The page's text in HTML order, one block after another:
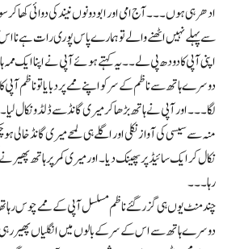
ادھر ہی ہوں۔۔۔ آج امی اور ابو دونوں نیند کی دوائی کھا
سے پہلے نہیں اٹھنے والے تو ہمارے پاس پوری رات ہے نا اس
اپنی آپی کا دودھ پی لے۔۔ یہ کہتے ہوئے آپی نے اپنا ایک
دوسرے ہاتھ سے ناظم کے سر کو اپنے ممے پر دبایا تو ناظم
لگا۔۔۔ اور آپی نے ہاتھ بڑھا کر میری گانڈ سے ڈلڈو نکال
منہ سے سیسی کی آواز نکلی اور اگلے ہی لمحے میری گانڈ
نکال کر ایک سائیڈ پر پھینک دیا۔ اور میری کمر پر ہاتھ
رہا۔۔۔
چند منٹ یوں ہی گزر گئے ناظم مسلسل آپی کے ممے چوس رہا
دوسرے ہاتھ سے اس کے سر کے بالوں میں انگلیاں پھیر